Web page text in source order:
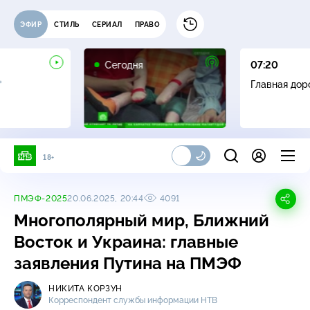
ЭФИР СТИЛЬ СЕРИАЛ ПРАВО
Сегодня
07:20
Главная
18+
ПМЭФ-202520.06.2025, 20:44 4091
Многополярный мир, Ближний
Восток и Украина: главные
заявления Путина на ПМЭФ
НИКИТА КОРЗУН
Корреспондент службы информации НТВ